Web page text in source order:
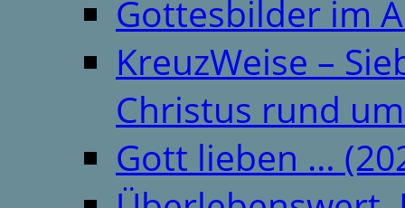
Gottesbilder im
KreuzWeise –
Christus rund
Gott lieben …